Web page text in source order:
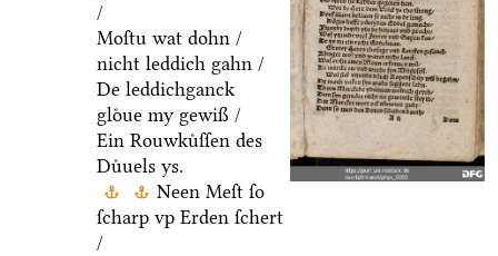
/
Moſtu wat dohn /
nicht leddich gahn /
De leddichganck
gloͤue my gewiß /
Ein Rouwkuͤſſen des
Duͤuels ys.
Neen Meſt ſo
ſcharp vp Erden ſchert
/